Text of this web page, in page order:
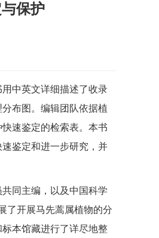
保护
中英文详细描述了收录
布图。编辑团队依据植
速鉴定的检索表。本书
鉴定和进一步研究，并
同主编，以及中国科学
了开展马先蒿属植物的分
本馆藏进行了详尽地整